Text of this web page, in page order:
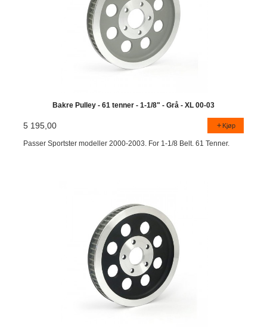
Bakre Pulley - 61 tenner - 1-1/8" - Grå - XL 00-03
5 195,00 Kjøp
Passer Sportster modeller 2000-2003. For 1-1/8 Belt. 61 Tenner.